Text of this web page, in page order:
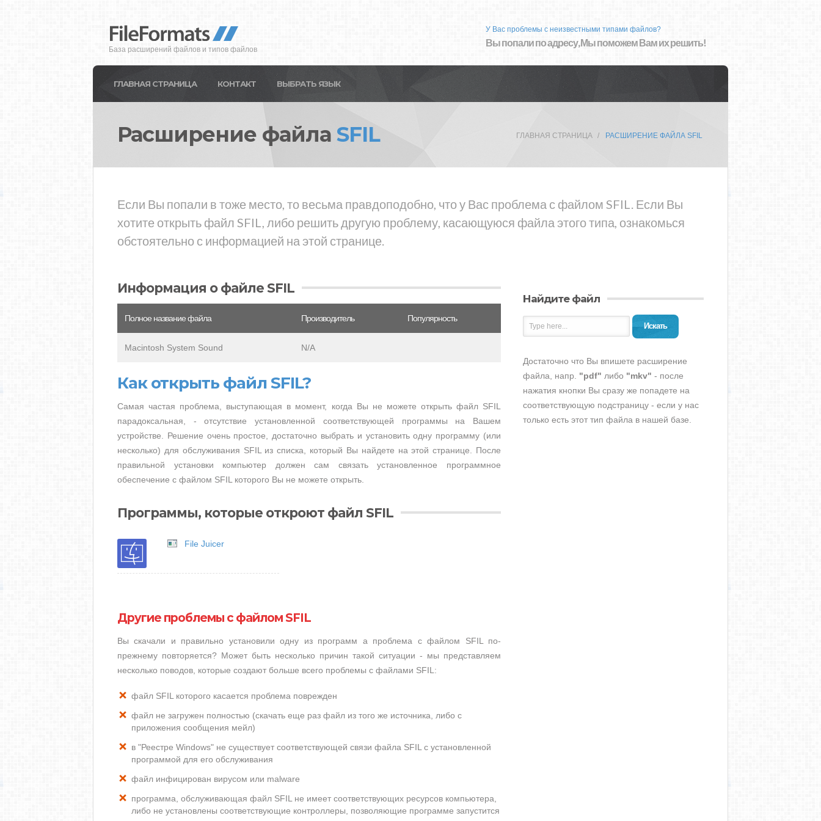
База расширений файлов и типов файлов
У Вас проблемы с неизвестными типами файлов?
Вы попали по адресу, Мы поможем Вам их решить!
ГЛАВНАЯ СТРАНИЦА КОНТАКТ ВЫБРАТЬ ЯЗЫК
Расширение файла SFIL ГЛАВНАЯ СТРАНИЦА РАСШИРЕНИЕ ФАЙЛА SFIL
Если Вы попали в тоже место, то весьма правдоподобно, что у Вас проблема с файлом SFIL. Если Вы
хотите открыть файл SFIL, либо решить другую проблему, касающуюся файла этого типа, ознакомься
обстоятельно с информацией на этой странице.
Информация о файле SFIL
Полное название файла Производитель Популярность
Macintosh System Sound N/A
Как открыть файл SFIL?
Самая частая проблема, выступающая в момент, когда Вы не можете открыть файл SFIL
парадоксальная, - отсутствие установленной соответствующей программы на Вашем
устройстве. Решение очень простое, достаточно выбрать и установить одну программу (или
несколько) для обслуживания SFIL из списка, который Вы найдете на этой странице. После
правильной установки компьютер должен сам связать установленное программное
обеспечение с файлом SFIL которого Вы не можете открыть.
Программы, которые откроют файл SFIL
File Juicer
Другие проблемы с файлом SFIL
Вы скачали и правильно установили одну из программ а проблема с файлом SFIL по-
прежнему повторяется? Может быть несколько причин такой ситуации - мы представляем
несколько поводов, которые создают больше всего проблемы с файлами SFIL:
файл SFIL которого касается проблема поврежден
файл не загружен полностью (скачать еще раз файл из того же источника, либо с
приложения сообщения мейл)
в "Реестре Windows" не существует соответствующей связи файла SFIL с установленной
программой для его обслуживания
файл инфицирован вирусом или malware
программа, обслуживающая файл SFIL не имеет соответствующих ресурсов компьютера,
либо не установлены соответствующие контроллеры, позволяющие программе запустится
Найдите файл
Искать
Достаточно что Вы впишете расширение
файла, напр. "pdf" либо "mkv" - после
нажатия кнопки Вы сразу же попадете на
соответствующую подстраницу - если у нас
только есть этот тип файла в нашей базе.